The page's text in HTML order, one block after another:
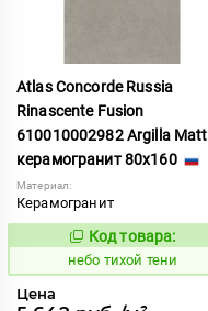
Atlas Concorde Russia
Rinascente Fusion
610010002982 Argilla Matt
керамогранит 80x160
Материал:
Керамогранит
1122103
Код товара:
небо тихой тени
Цена